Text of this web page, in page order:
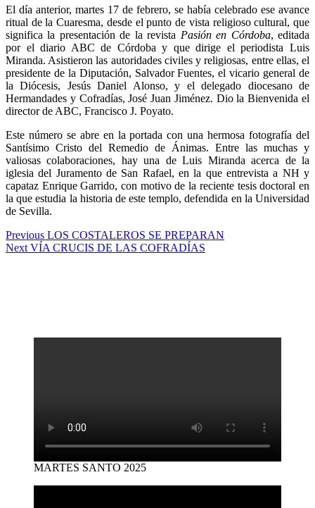
El día anterior, martes 17 de febrero, se había celebrado ese avance
ritual de la Cuaresma, desde el punto de vista religioso cultural, que
significa la presentación de la revista Pasión en Córdoba, editada
por el diario ABC de Córdoba y que dirige el periodista Luis
Miranda. Asistieron las autoridades civiles y religiosas, entre ellas, el
presidente de la Diputación, Salvador Fuentes, el vicario general de
la Diócesis, Jesús Daniel Alonso, y el delegado diocesano de
Hermandades y Cofradías, José Juan Jiménez. Dio la Bienvenida el
director de ABC, Francisco J. Poyato.
Este número se abre en la portada con una hermosa fotografía del
Santísimo Cristo del Remedio de Ánimas. Entre las muchas y
valiosas colaboraciones, hay una de Luis Miranda acerca de la
iglesia del Juramento de San Rafael, en la que entrevista a NH y
capataz Enrique Garrido, con motivo de la reciente tesis doctoral en
la que estudia la historia de este templo, defendida en la Universidad
de Sevilla.
Navegación
de
Previous Previous
post:
LOS COSTALEROS SE PREPARAN
Next Next
VÍA CRUCIS DE LAS COFRADÍAS
MARTES SANTO 2025